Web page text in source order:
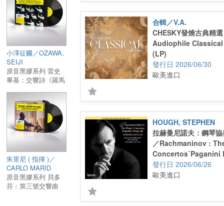
小澤征爾／OZAWA,
SEIJI
原音黑膠系列 雷史
畢基：交響詩《羅馬
慶》、《羅馬噴泉》
2 LP／Respighi :
Pines of Rome,
Feste Romane &
Fountains of Rome
2 LP
朱里尼 ( 指揮 )／
CARLO MARID
GIULINI
原音黑膠系列 貝多
芬：第三號交響曲
合輯／V.A.
CHESKY發燒古典精
Audiophile
(LP)
2026/06/30
歐美進口
HOUGH, STEPHEN
拉赫曼尼諾夫：鋼琴
／Rachmaninov :
Concertos˙Paganini
膠)
2026/06/26
歐美進口